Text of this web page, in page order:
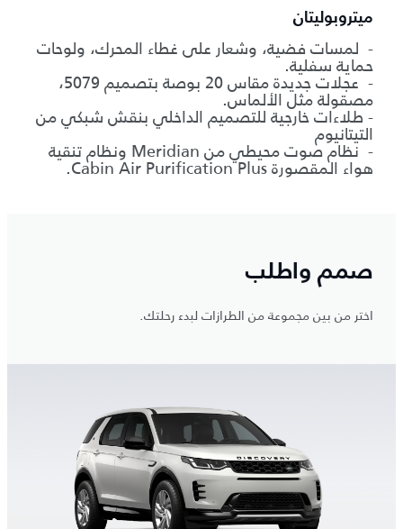
ميتروبوليتان
- لمسات فضية، وشعار على غطاء المحرك، ولوحات
حماية سفلية.
- عجلات جديدة مقاس 20 بوصة بتصميم 5079،
مصقولة مثل الألماس.
- طلاءات خارجية للتصميم الداخلي بنقش شبكي من
التيتانيوم
- نظام صوت محيطي من Meridian ونظام تنقية
هواء المقصورة Cabin Air Purification Plus.
صمم واطلب
اختر من بين مجموعة من الطرازات لبدء رحلتك.